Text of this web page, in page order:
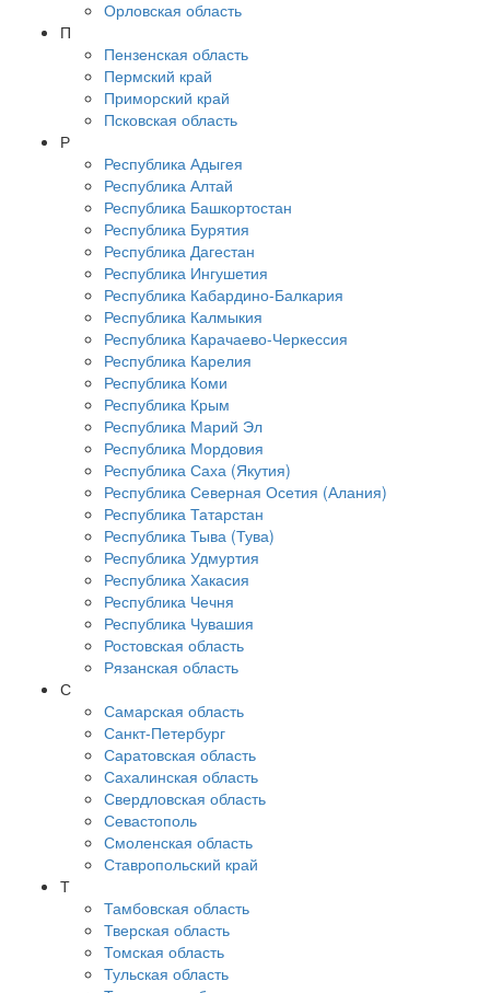
Орловская область
П
Пензенская область
Пермский край
Приморский край
Псковская область
Р
Республика Адыгея
Республика Алтай
Республика Башкортостан
Республика Бурятия
Республика Дагестан
Республика Ингушетия
Республика Кабардино-Балкария
Республика Калмыкия
Республика Карачаево-Черкессия
Республика Карелия
Республика Коми
Республика Крым
Республика Марий Эл
Республика Мордовия
Республика Саха (Якутия)
Республика Северная Осетия (Алания)
Республика Татарстан
Республика Тыва (Тува)
Республика Удмуртия
Республика Хакасия
Республика Чечня
Республика Чувашия
Ростовская область
Рязанская область
С
Самарская область
Санкт-Петербург
Саратовская область
Сахалинская область
Свердловская область
Севастополь
Смоленская область
Ставропольский край
Т
Тамбовская область
Тверская область
Томская область
Тульская область